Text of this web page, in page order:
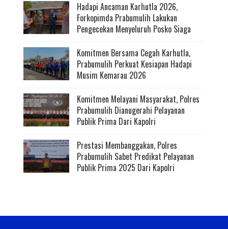
Hadapi Ancaman Karhutla 2026,
Forkopimda Prabumulih Lakukan
Pengecekan Menyeluruh Posko Siaga
Komitmen Bersama Cegah Karhutla,
Prabumulih Perkuat Kesiapan Hadapi
Musim Kemarau 2026
Komitmen Melayani Masyarakat, Polres
Prabumulih Dianugerahi Pelayanan
Publik Prima Dari Kapolri
Prestasi Membanggakan, Polres
Prabumulih Sabet Predikat Pelayanan
Publik Prima 2025 Dari Kapolri